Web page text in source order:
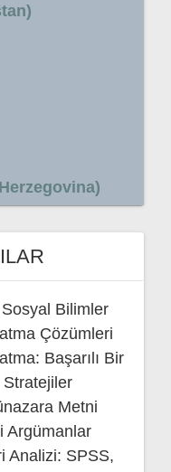
Bilimler
Çözümleri
Başarılı Bir
Stratejiler
Metni
Argümanlar
Analizi: SPSS,